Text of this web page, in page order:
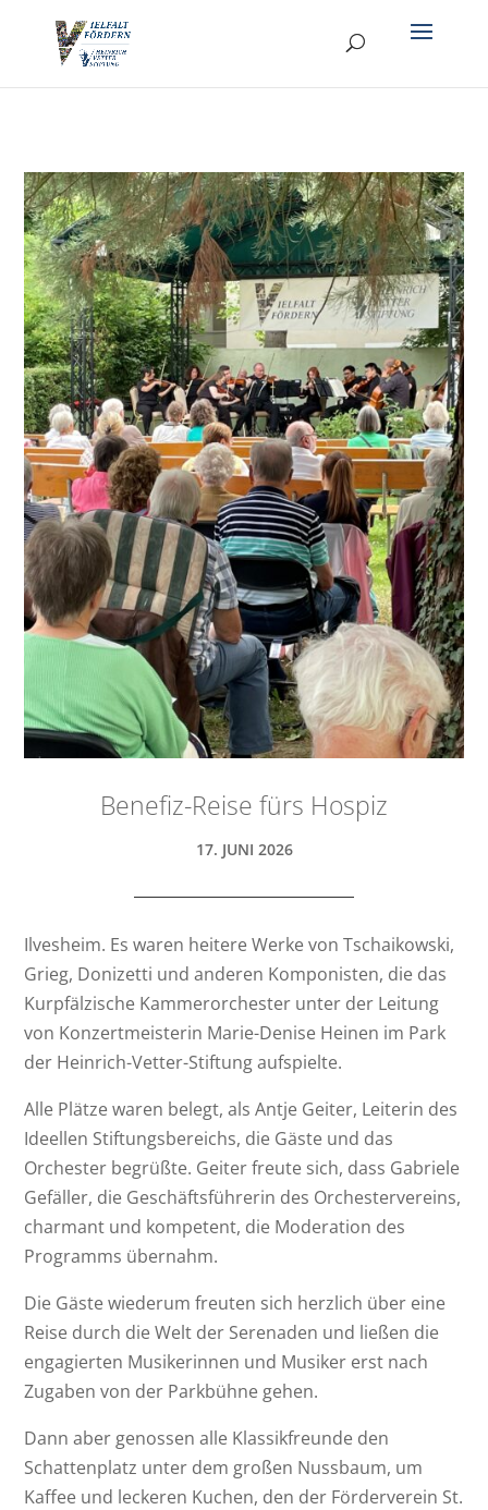
Benefiz-Reise fürs Hospiz
17. JUNI 2026
Ilvesheim. Es waren heitere Werke von Tschaikowski,
Grieg, Donizetti und anderen Komponisten, die das
Kurpfälzische Kammerorchester unter der Leitung
von Konzertmeisterin Marie-Denise Heinen im Park
der Heinrich-Vetter-Stiftung aufspielte.
Alle Plätze waren belegt, als Antje Geiter, Leiterin des
Ideellen Stiftungsbereichs, die Gäste und das
Orchester begrüßte. Geiter freute sich, dass Gabriele
Gefäller, die Geschäftsführerin des Orchestervereins,
charmant und kompetent, die Moderation des
Programms übernahm.
Die Gäste wiederum freuten sich herzlich über eine
Reise durch die Welt der Serenaden und ließen die
engagierten Musikerinnen und Musiker erst nach
Zugaben von der Parkbühne gehen.
Dann aber genossen alle Klassikfreunde den
Schattenplatz unter dem großen Nussbaum, um
Kaffee und leckeren Kuchen, den der Förderverein St.